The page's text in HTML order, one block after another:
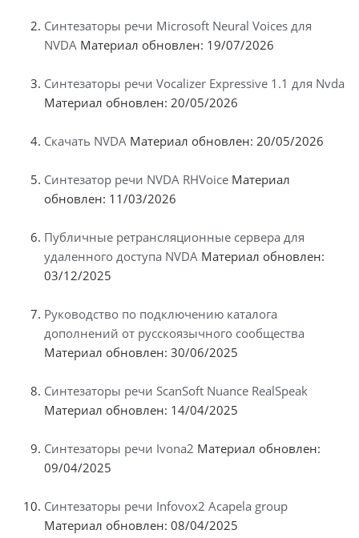
Синтезаторы речи Microsoft Neural Voices для
NVDA Материал обновлен: 19/07/2026
Синтезаторы речи Vocalizer Expressive 1.1 для Nvda
Материал обновлен: 20/05/2026
Скачать NVDA Материал обновлен: 20/05/2026
Синтезатор речи NVDA RHVoice Материал
обновлен: 11/03/2026
Публичные ретрансляционные сервера для
удаленного доступа NVDA Материал обновлен:
03/12/2025
Руководство по подключению каталога
дополнений от русскоязычного сообщества
Материал обновлен: 30/06/2025
Синтезаторы речи ScanSoft Nuance RealSpeak
Материал обновлен: 14/04/2025
Синтезаторы речи Ivona2 Материал обновлен:
09/04/2025
Синтезаторы речи Infovox2 Acapela group
Материал обновлен: 08/04/2025